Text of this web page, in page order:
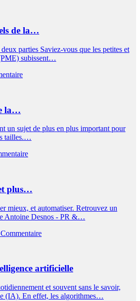
de la…
parties Saviez-vous que les petites et
subissent…
la…
un sujet de plus en plus important pour
tailles.…
plus…
mieux, et automatiser. Retrouvez un
Antoine Desnos - PR &…
artificielle
et souvent sans le savoir,
(IA). En effet, les algorithmes…